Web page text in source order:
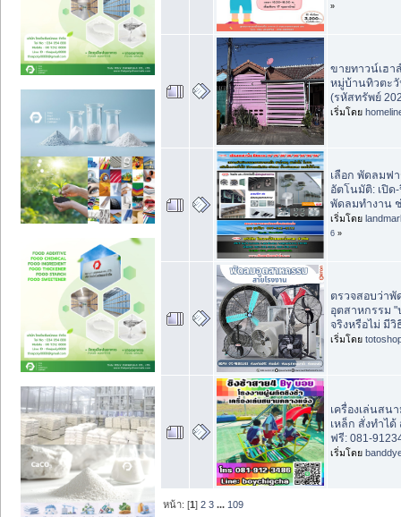
»
ขายทาวน์เฮา
หมู่บ้านทิวตะวั
(รหัสทรัพย์
เริ่มโดย
เลือก พัดลมฟ
อัตโนมัติ: เปิด-
พัดลมทำงาน
เริ่มโดย
6 »
ตรวจสอบว่าพั
อุตสาหกรรม "
จริงหรือไม่ มีวิ
เริ่มโดย
เครื่องเล่นสน
เหล็ก สั่งทำไ
ฟรี: 081-
เริ่มโดย
หน้า: [1]2 3 ... 109